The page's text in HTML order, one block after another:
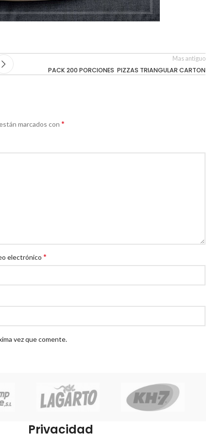
Mas antiguo
PACK 200 PORCIONES PIZZAS TRIANGULAR CARTON
marcados con *
electrónico*
vez que comente.
Privacidad